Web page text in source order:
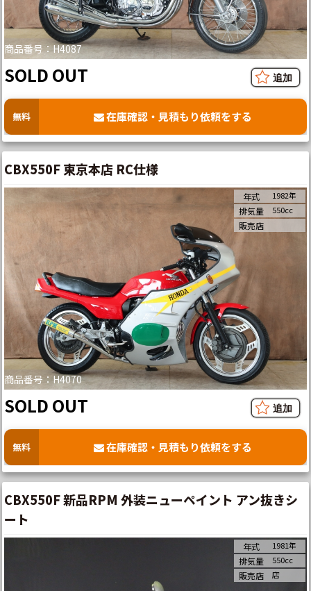
商品番号：H4087
SOLD OUT
無料 在庫確認・見積もり依頼をする
CBX550F 東京本店 RC仕様
商品番号：H4070
年式 1982年
排気量 550cc
販売店
SOLD OUT
無料 在庫確認・見積もり依頼をする
CBX550F 新品RPM 外装ニューペイント アン抜きシ
ート
年式 1981年
排気量 550cc
販売店 店